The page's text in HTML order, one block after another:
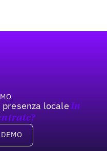
locale In